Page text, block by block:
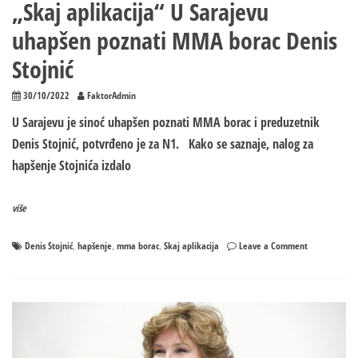
„Skaj aplikacija“ U Sarajevu
uhapšen poznati MMA borac Denis
Stojnić
30/10/2022 FaktorAdmin
U Sarajevu je sinoć uhapšen poznati MMA borac i preduzetnik
Denis Stojnić, potvrđeno je za N1. Kako se saznaje, nalog za
hapšenje Stojnića izdalo
više
Denis Stojnić, hapšenje, mma borac, Skaj aplikacija Leave a Commenton